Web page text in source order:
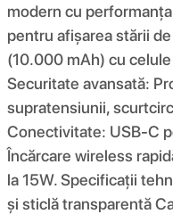
modern cu
pentru afișarea stării
(10.000 mAh) cu
Securitate avansată:
supratensiunii,
Conectivitate: USB-C
Încărcare wireless
la 15W. Specificații
și sticlă transparentă